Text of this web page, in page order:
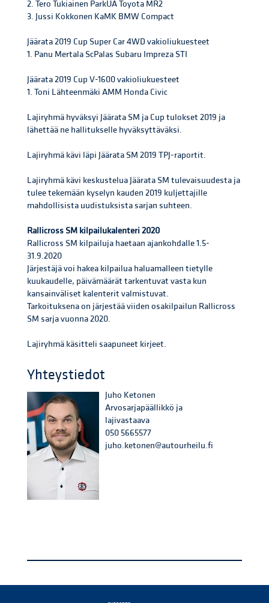
2. Tero Tukiainen ParkUA Toyota MR2
3. Jussi Kokkonen KaMK BMW Compact
Jäärata 2019 Cup Super Car 4WD vakioliukuesteet
1. Panu Mertala ScPalas Subaru Impreza STI
Jäärata 2019 Cup V-1600 vakioliukuesteet
1. Toni Lähteenmäki AMM Honda Civic
Lajiryhmä hyväksyi Jäärata SM ja Cup tulokset 2019 ja
lähettää ne hallitukselle hyväksyttäväksi.
Lajiryhmä kävi läpi Jäärata SM 2019 TPJ-raportit.
Lajiryhmä kävi keskustelua Jäärata SM tulevaisuudesta ja
tulee tekemään kyselyn kauden 2019 kuljettajille
mahdollisista uudistuksista sarjan suhteen.
Rallicross SM kilpailukalenteri 2020
Rallicross SM kilpailuja haetaan ajankohdalle 1.5-
31.9.2020
Järjestäjä voi hakea kilpailua haluamalleen tietylle
kuukaudelle, päivämäärät tarkentuvat vasta kun
kansainväliset kalenterit valmistuvat.
Tarkoituksena on järjestää viiden osakilpailun Rallicross
SM sarja vuonna 2020.
Lajiryhmä käsitteli saapuneet kirjeet.
Yhteystiedot
Juho Ketonen
Arvosarjapäällikkö ja
lajivastaava
050 5665577
juho.ketonen@autourheilu.fi